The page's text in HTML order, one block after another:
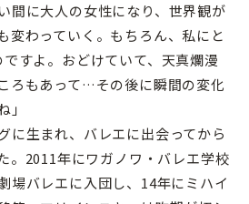
間に大人の女性になり、世界観が
変わっていく。もちろん、私にと
すよ。おどけていて、天真爛漫
ろもあって…その後に瞬間の変化
」
に生まれ、バレエに出会ってから
。2011年にワガノワ・バレエ学校
場バレエに入団し、14年にミハイ